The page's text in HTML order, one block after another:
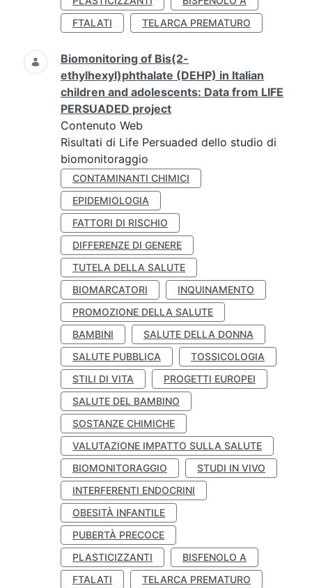
FTALATI
TELARCA PREMATURO
Biomonitoring of Bis(2-
ethylhexyl)phthalate (DEHP) in Italian
children and adolescents: Data from LIFE
PERSUADED project
Contenuto Web
Risultati di Life Persuaded dello studio di
biomonitoraggio
CONTAMINANTI CHIMICI
EPIDEMIOLOGIA
FATTORI DI RISCHIO
DIFFERENZE DI GENERE
TUTELA DELLA SALUTE
BIOMARCATORI
INQUINAMENTO
PROMOZIONE DELLA SALUTE
BAMBINI
SALUTE DELLA DONNA
SALUTE PUBBLICA
TOSSICOLOGIA
STILI DI VITA
PROGETTI EUROPEI
SALUTE DEL BAMBINO
SOSTANZE CHIMICHE
VALUTAZIONE IMPATTO SULLA SALUTE
BIOMONITORAGGIO
STUDI IN VIVO
INTERFERENTI ENDOCRINI
OBESITÀ INFANTILE
PUBERTÀ PRECOCE
PLASTICIZZANTI
BISFENOLO A
FTALATI
TELARCA PREMATURO